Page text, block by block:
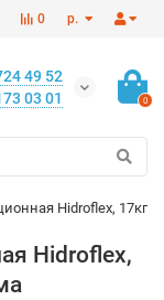
р.
0
49 52
03 01
0
Hidroflex, 17кг
Hidroflex,